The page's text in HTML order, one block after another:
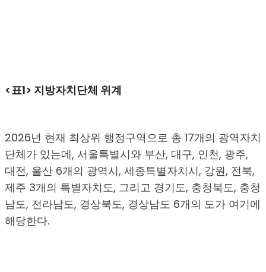
<표1> 지방자치단체 위계
2026년 현재 최상위 행정구역으로 총 17개의 광역자치
단체가 있는데, 서울특별시와 부산, 대구, 인천, 광주,
대전, 울산 6개의 광역시, 세종특별자치시, 강원, 전북,
제주 3개의 특별자치도, 그리고 경기도, 충청북도, 충청
남도, 전라남도, 경상북도, 경상남도 6개의 도가 여기에
해당한다.